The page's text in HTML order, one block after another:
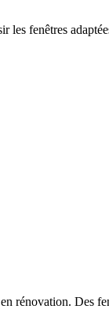
fenêtres
rénovation. Des